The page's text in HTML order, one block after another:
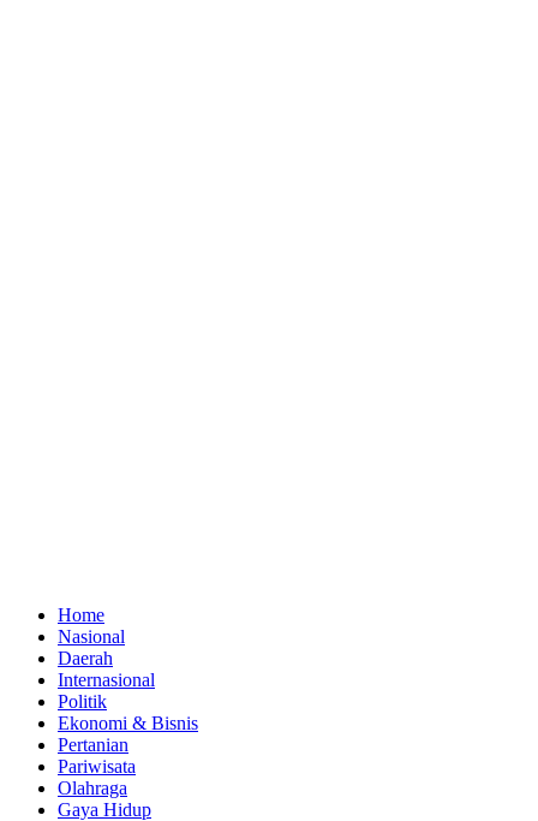
Home
Nasional
Daerah
Internasional
Politik
Ekonomi & Bisnis
Pertanian
Pariwisata
Olahraga
Gaya Hidup